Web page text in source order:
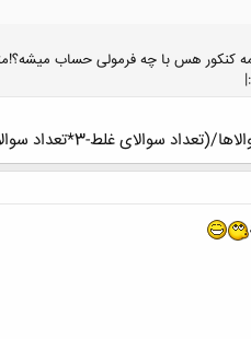
کنکور هس با چه فرمولی حساب میشه؟!مثلا